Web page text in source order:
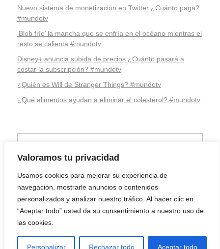
Valoramos tu privacidad
Usamos cookies para mejorar su experiencia de
navegación, mostrarle anuncios o contenidos
personalizados y analizar nuestro tráfico. Al hacer clic en
“Aceptar todo” usted da su consentimiento a nuestro uso de
las cookies.
Personalizar Rechazar todo Aceptar todo
Nuevo sistema de monetización en Twitter ¿Cuánto paga?
#mundotv
‘Blob frío’ la mancha que se enfría en el océano mientras el
resto se calienta #mundotv
Disney+ anuncia subida de precios ¿Cuánto pasará a
costar la subscripción? #mundotv
¿Quién es Will de Stranger Things? #mundotv
¿Qué alimentos ayudan a eliminar el colesterol? #mundotv
Linkedin
Instagram Telegram